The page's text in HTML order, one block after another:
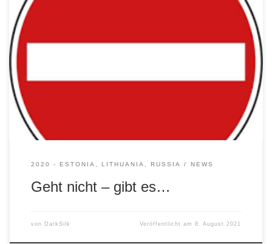
2020 - ESTONIA, LITHUANIA, RUSSIA NEWS
Geht nicht – gibt es…
von DarkSilk Veröffentlicht am8. August 2021